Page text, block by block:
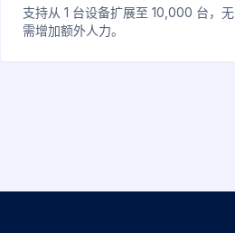
支持从 1 台设备扩展至 10,000 台，无
需增加额外人力。